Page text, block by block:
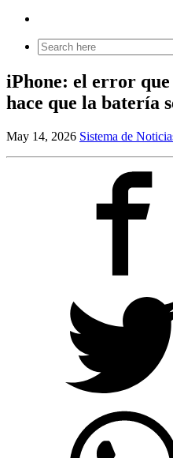
Search
for:
iPhone: el error que
hace que la batería
May 14, 2026 Sistema de